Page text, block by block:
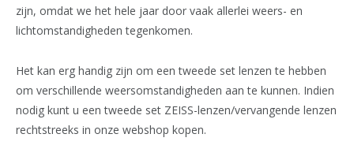
zijn, omdat we het hele jaar door vaak allerlei weers- en
lichtomstandigheden tegenkomen.
Het kan erg handig zijn om een ​​tweede set lenzen te hebben
om verschillende weersomstandigheden aan te kunnen. Indien
nodig kunt u een tweede set ZEISS-lenzen/vervangende lenzen
rechtstreeks in onze webshop kopen.